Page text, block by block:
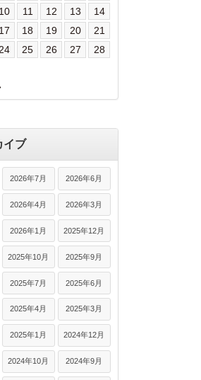
10 11 12 13
14
17 18 19 20
21
24 25 26 27
28
イブ
2026年7月 2026年6月
2026年4月 2026年3月
2026年1月 2025年12月
2025年10月 2025年9月
2025年7月 2025年6月
2025年4月 2025年3月
2025年1月 2024年12月
2024年10月 2024年9月